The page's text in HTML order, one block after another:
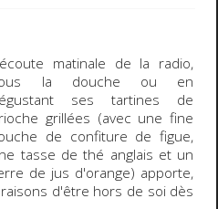
matinale de la radio,
la douche ou en
ses tartines de
grillées (avec une fine
de confiture de figue,
tasse de thé anglais et un
de jus d'orange) apporte,
d'être hors de soidès